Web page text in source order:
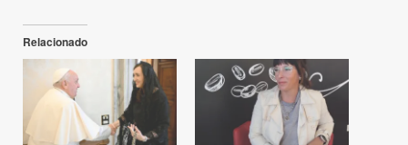
Relacionado